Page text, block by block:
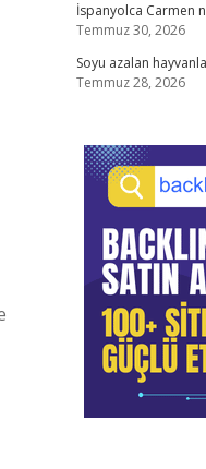
İspanyolca Carmen
Temmuz 30, 2026
Soyu azalan
Temmuz 28, 2026